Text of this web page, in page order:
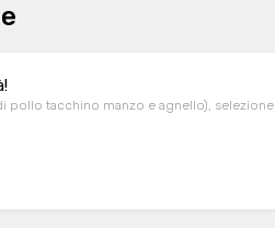
pollo tacchino manzo e agnello), selezione